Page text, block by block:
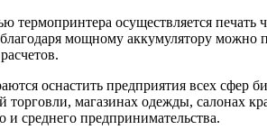
осуществляется
мощному аккумулятору можно
оснастить предприятия всех сфер
магазинах одежды, салонах
среднего предпринимательства.